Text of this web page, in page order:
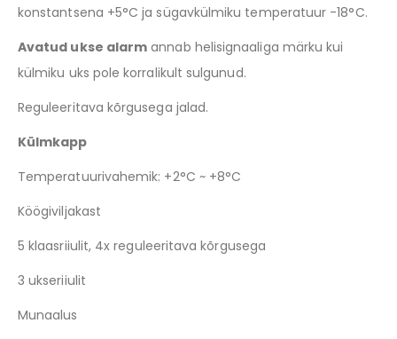
konstantsena +5°C ja sügavkülmiku temperatuur -18°C.
Avatud ukse alarm annab helisignaaliga märku kui
külmiku uks pole korralikult sulgunud.
Reguleeritava kõrgusega jalad.
Külmkapp
Temperatuurivahemik: +2°C ~ +8°C
Köögiviljakast
5 klaasriiulit, 4x reguleeritava kõrgusega
3 ukseriiulit
Munaalus